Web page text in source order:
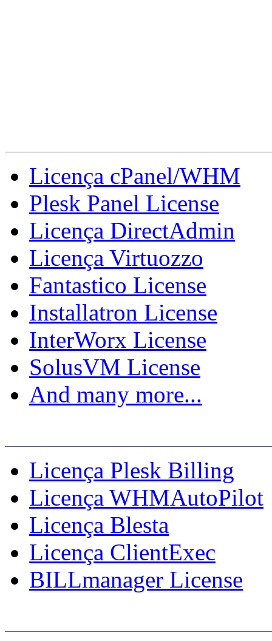
Licença cPanel/WHM
Plesk Panel License
Licença DirectAdmin
Licença Virtuozzo
Fantastico License
Installatron License
InterWorx License
SolusVM License
And many more...
Licença Plesk Billing
Licença WHMAutoPilot
Licença Blesta
Licença ClientExec
BILLmanager License